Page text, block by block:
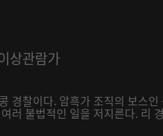
상관람가
경찰이다. 암흑가 조직의 보스
러 불법적인 일을 저지른다. 리